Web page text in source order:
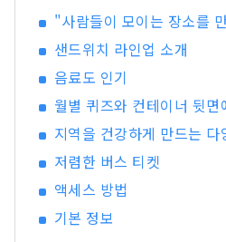
리가 굉장히 줄어드는
"사람들이 모이는 장소를
샌드위치 라인업 소개
음료도 인기
월별 퀴즈와 컨테이너 뒷
지역을 건강하게 만드는 다
저렴한 버스 티켓
액세스 방법
기본 정보